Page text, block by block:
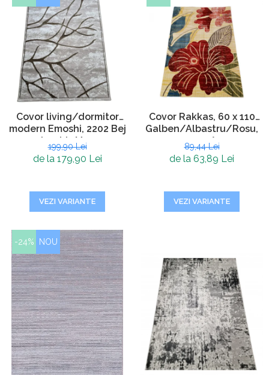
Covor living/dormitor
modern Emoshi, 2202 Bej
deschis Maro
199,90 Lei
de la 179,90 Lei
VEZI VARIANTE
Covor Rakkas, 60 x 110
Galben/Albastru/Rosu,
0403A
89,44 Lei
de la 63,89 Lei
VEZI VARIANTE
-24% NOU